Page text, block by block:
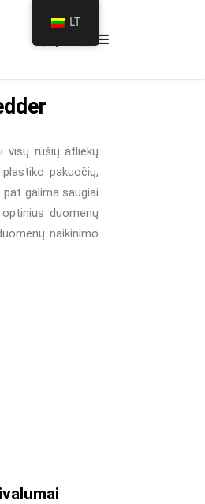
„Shredder”
rūšių atliekų
pakuočių,
galima saugiai
duomenų
naikinimo
LT